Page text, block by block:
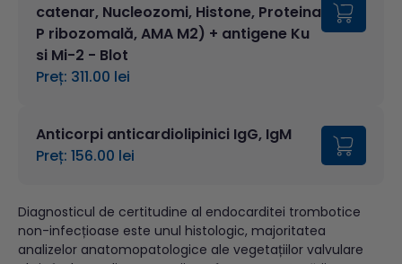
catenar, Nucleozomi, Histone, Proteina
P ribozomală, AMA M2) + antigene Ku
si Mi-2 - Blot
Preț: 311.00 lei
Anticorpi anticardiolipinici IgG, IgM
Preț: 156.00 lei
Diagnosticul de certitudine al endocarditei trombotice
non-infecțioase este unul histologic, majoritatea
analizelor anatomopatologice ale vegetațiilor valvulare